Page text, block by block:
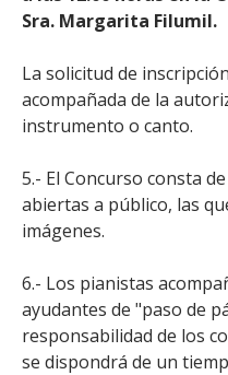
Sra. Margarita Filumil.
La solicitud de
acompañada de la
instrumento o canto.
5.- El Concurso consta
abiertas a público, las
imágenes.
6.- Los pianistas
ayudantes de "paso de
responsabilidad de los
se dispondrá de un